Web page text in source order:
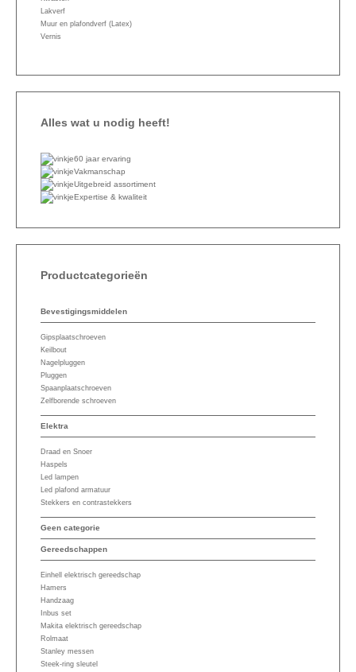
Lakverf
Muur en plafondverf (Latex)
Vernis
Alles wat u nodig heeft!
60 jaar ervaring
Vakmanschap
Uitgebreid assortiment
Expertise & kwaliteit
Productcategorieën
Bevestigingsmiddelen
Gipsplaatschroeven
Keilbout
Nagelpluggen
Pluggen
Spaanplaatschroeven
Zelfborende schroeven
Elektra
Draad en Snoer
Haspels
Led lampen
Led plafond armatuur
Stekkers en contrastekkers
Geen categorie
Gereedschappen
Einhell elektrisch gereedschap
Hamers
Handzaag
Inbus set
Makita elektrisch gereedschap
Rolmaat
Stanley messen
Steek-ring sleutel